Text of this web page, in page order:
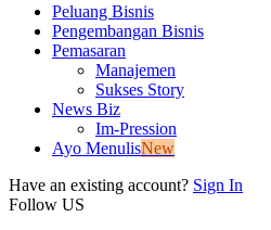
Peluang Bisnis
Pengembangan Bisnis
Pemasaran
Manajemen
Sukses Story
News Biz
Im-Pression
Ayo MenulisNew
Have an existing account? Sign In
Follow US